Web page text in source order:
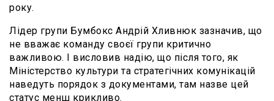
року.
Лідер групи Бумбокс Андрій Хливнюк зазначив, що
не вважає команду своєї групи критично
важливою. І висловив надію, що після того, як
Міністерство культури та стратегічних комунікацій
наведуть порядок з документами, там назве цей
статус менш крикливо.